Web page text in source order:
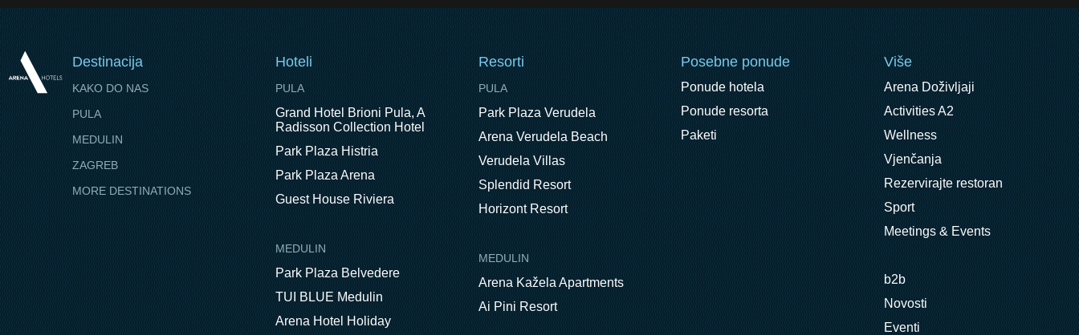
Destinacija
KAKO DO NAS
PULA
MEDULIN
ZAGREB
MORE DESTINATIONS
Hoteli
PULA
Grand Hotel Brioni Pula, A
Radisson Collection Hotel
Park Plaza Histria
Park Plaza Arena
Guest House Riviera
MEDULIN
Park Plaza Belvedere
TUI BLUE Medulin
Arena Hotel Holiday
Resorti
PULA
Park Plaza Verudela
Arena Verudela Beach
Verudela Villas
Splendid Resort
Horizont Resort
MEDULIN
Arena Kažela Apartments
Ai Pini Resort
Posebne ponude
Ponude hotela
Ponude resorta
Paketi
Više
Arena Doživljaji
Activities A2
Wellness
Vjenčanja
Rezervirajte restoran
Sport
Meetings & Events
b2b
Novosti
Eventi